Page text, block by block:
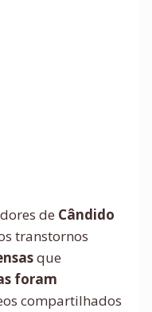
de Cândido
transtornos
que
foram
compartilhados